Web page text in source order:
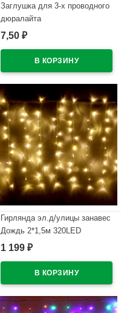
Заглушка для 3-х проводного
дюралайта
В наличии
7,50 ₽
Гирлянда эл.д/улицы занавес
Дождь 2*1,5м 320LED
(св.провод) цв.т.белый мерц.
1 199 ₽